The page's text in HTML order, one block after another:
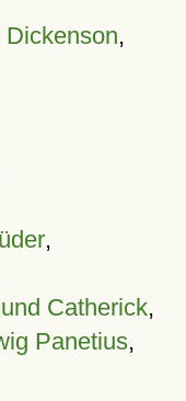
,
,
Catherick,
Panetius,